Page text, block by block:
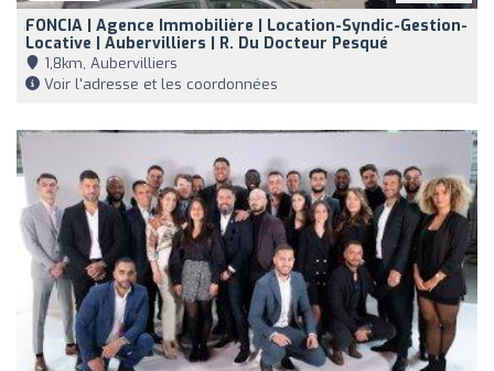
FONCIA | Agence Immobilière | Location-Syndic-Gestion-
Locative | Aubervilliers | R. Du Docteur Pesqué
1,8km, Aubervilliers
Voir l'adresse et les coordonnées